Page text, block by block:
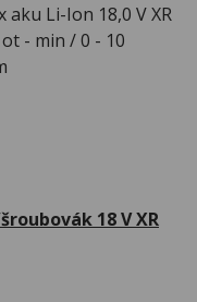
Li-Ion 18,0 V XR
- min / 0 - 10
18 V XR